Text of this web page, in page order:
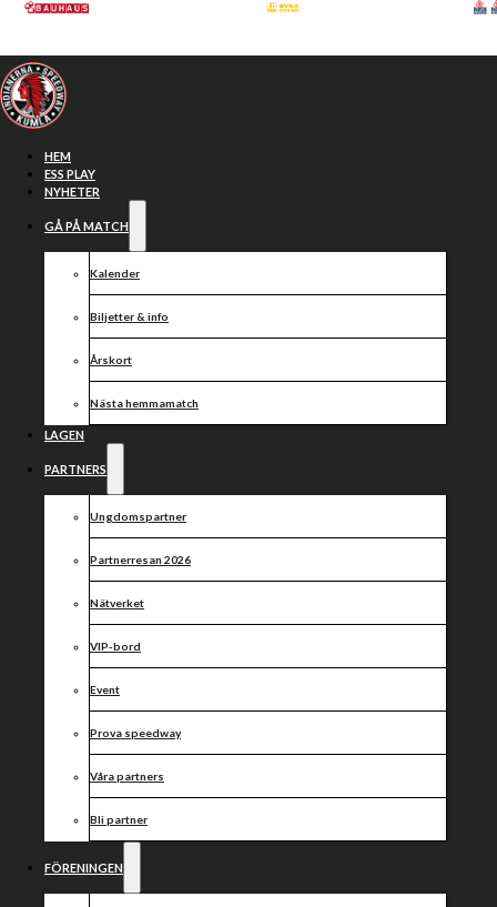
Hoppa till huvudinnehåll
HEM
ESS PLAY
NYHETER
GÅ PÅ MATCH
Kalender
Biljetter & info
Årskort
Nästa hemmamatch
LAGEN
PARTNERS
Ungdomspartner
Partnerresan 2026
Nätverket
VIP-bord
Event
Prova speedway
Våra partners
Bli partner
FÖRENINGEN
Krzysztof
Kasprzak
siste man in i
truppen